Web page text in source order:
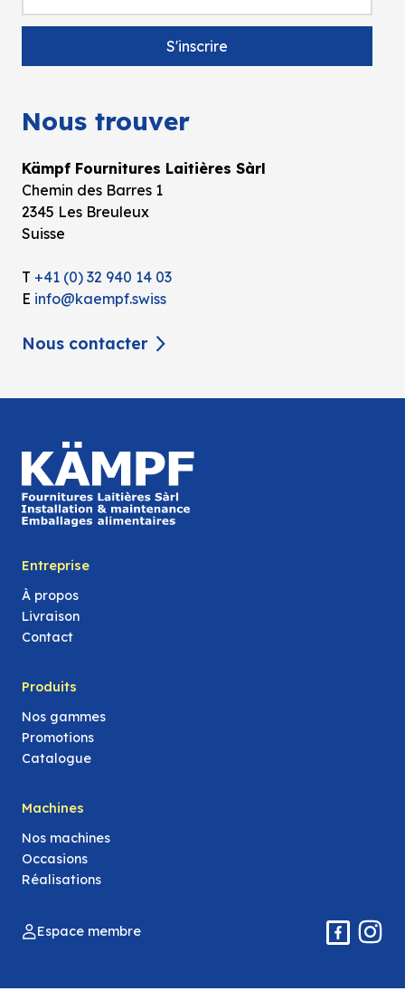
Nous trouver
Kämpf Fournitures Laitières Sàrl
Chemin des Barres 1
2345 Les Breuleux
Suisse
T +41 (0) 32 940 14 03
E info@kaempf.swiss
Nous contacter
Entreprise
À propos
Livraison
Contact
Produits
Nos gammes
Promotions
Catalogue
Machines
Nos machines
Occasions
Réalisations
Espace membre